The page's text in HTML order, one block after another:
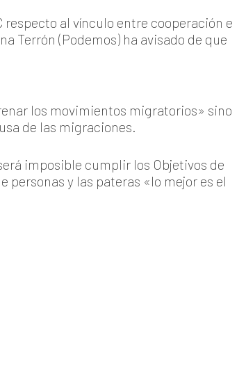
respecto al vínculo entre cooperación e
Terrón (Podemos) ha avisado de que
los movimientos migratorios» sino
de las migraciones.
imposible cumplir los Objetivos de
personas y las pateras «lo mejor es el